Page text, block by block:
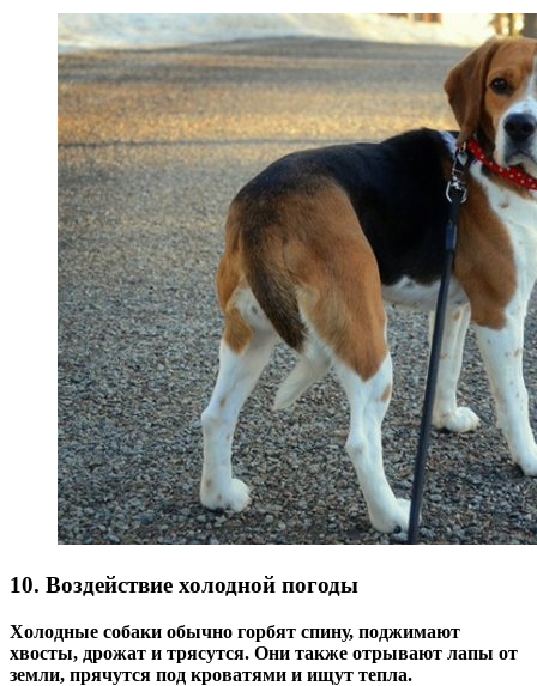
10. Воздействие холодной погоды
Холодные собаки обычно горбят спину, поджимают
хвосты, дрожат и трясутся. Они также отрывают лапы от
земли, прячутся под кроватями и ищут тепла.